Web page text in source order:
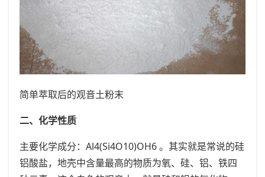
简单萃取后的观音土粉末
二、化学性质
主要化学成分：Al4(Si4O10)OH6 。其实就是常说的硅
铝酸盐，地壳中含量最高的物质为氧、硅、铝、铁四